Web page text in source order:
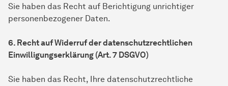
Sie haben das Recht auf Berichtigung unrichtiger
personenbezogener Daten.
6. Recht auf Widerruf der datenschutzrechtlichen
Einwilligungserklärung (Art. 7 DSGVO)
Sie haben das Recht, Ihre datenschutzrechtliche